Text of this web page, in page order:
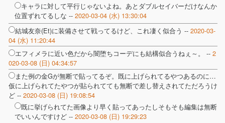
キャラに対して平行じゃないよね。あとダブルセイバーだけなんか
位置ずれてるしな -- 2020-03-04 (水) 13:30:04
結城友奈(Et)に装備させて戦ってるけど、これ凄く似合う -- 2020-03-
04 (水) 11:20:44
エフィメラに近い色だから闇堕ちコーデにも結構似合うねぇ～。 -- 2
020-03-08 (日) 04:34:57
また例の金Gが無断で貼ってるぞ。既に上げられてるやつあるのに…
仮に上げられてたやつが貼られてても無断で差し替えされてただろうけ
ど -- 2020-03-08 (日) 19:08:54
既に挙げられてた画像より早く貼ってあったしそもそも編集は無断
でいいんですけど -- 2020-03-08 (日) 19:29:23